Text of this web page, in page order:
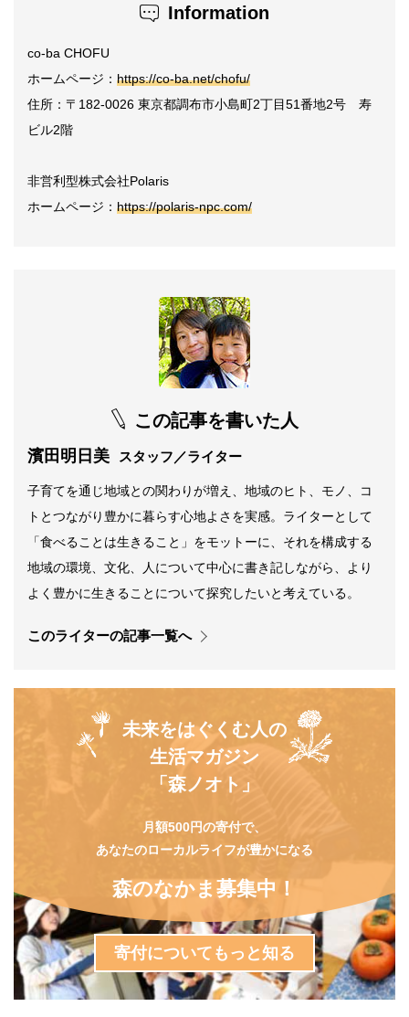
Information
co-ba CHOFU
ホームページ： https://co-ba.net/chofu/
住所：〒182-0026 東京都調布市小島町2丁目51番地2号 寿
ビル2階
非営利型株式会社Polaris
ホームページ： https://polaris-npc.com/
この記事を書いた人
濱田明日美 スタッフ／ライター
子育てを通じ地域との関わりが増え、地域のヒト、モノ、コ
トとつながり豊かに暮らす心地よさを実感。ライターとして
「食べることは生きること」をモットーに、それを構成する
地域の環境、文化、人について中心に書き記しながら、より
よく豊かに生きることについて探究したいと考えている。
このライターの記事一覧へ
未来をはぐくむ人の
生活マガジン
「森ノオト」
月額500円の寄付で、
あなたのローカルライフが豊かになる
森のなかま募集中！
寄付についてもっと知る